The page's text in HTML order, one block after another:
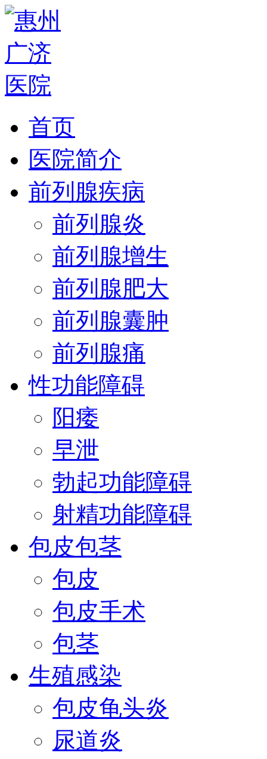
首页
医院简介
前列腺疾病
前列腺炎
前列腺增生
前列腺肥大
前列腺囊肿
前列腺痛
性功能障碍
阳痿
早泄
勃起功能障碍
射精功能障碍
包皮包茎
包皮
包皮手术
包茎
生殖感染
包皮龟头炎
尿道炎